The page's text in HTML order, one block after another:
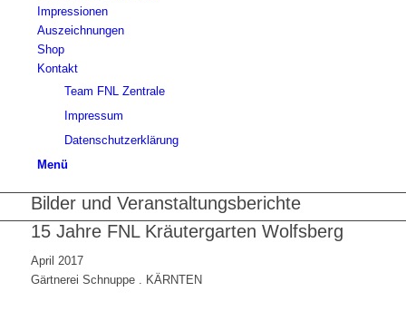
Impressionen
Auszeichnungen
Shop
Kontakt
Team FNL Zentrale
Impressum
Datenschutzerklärung
Menü
Bilder und Veranstaltungsberichte
15 Jahre FNL Kräutergarten Wolfsberg
April 2017
Gärtnerei Schnuppe . KÄRNTEN